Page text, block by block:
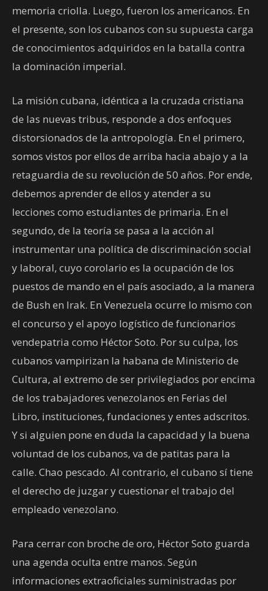
memoria criolla. Luego, fueron los americanos. En
el presente, son los cubanos con su supuesta carga
de conocimientos adquiridos en la batalla contra
la dominación imperial.
La misión cubana, idéntica a la cruzada cristiana
de las nuevas tribus, responde a dos enfoques
distorsionados de la antropología. En el primero,
somos vistos por ellos de arriba hacia abajo y a la
retaguardia de su revolución de 50 años. Por ende,
debemos aprender de ellos y atender a su
lecciones como estudiantes de primaria. En el
segundo, de la teoría se pasa a la acción al
instrumentar una política de discriminación social
y laboral, cuyo corolario es la ocupación de los
puestos de mando en el país asociado, a la manera
de Bush en Irak. En Venezuela ocurre lo mismo con
el concurso y el apoyo logístico de funcionarios
vendepatria como Héctor Soto. Por su culpa, los
cubanos vampirizan la habana de Ministerio de
Cultura, al extremo de ser privilegiados por encima
de los trabajadores venezolanos en Ferias del
Libro, instituciones, fundaciones y entes adscritos.
Y si alguien pone en duda la capacidad y la buena
voluntad de los cubanos, va de patitas para la
calle. Chao pescado. Al contrario, el cubano sí tiene
el derecho de juzgar y cuestionar el trabajo del
empleado venezolano.
Para cerrar con broche de oro, Héctor Soto guarda
una agenda oculta entre manos. Según
informaciones extraoficiales suministradas por